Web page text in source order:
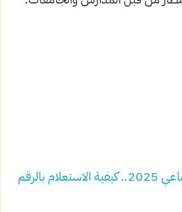
رابط نتيجة الإسكان الاجتماعي 2025.. كيفية الاستعلام بالرقم